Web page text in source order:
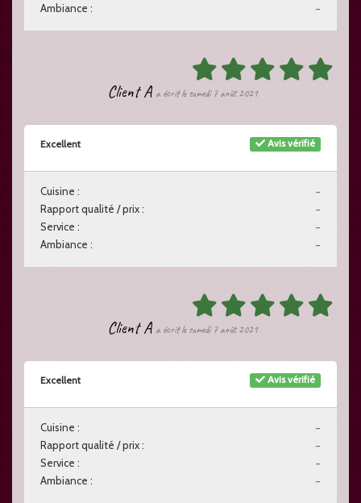
-
Ambiance :
Client A a écrit le samedi 7 août 2021
Avis vérifié
Excellent
-
Cuisine :
-
Rapport qualité / prix :
-
Service :
-
Ambiance :
Client A a écrit le samedi 7 août 2021
Avis vérifié
Excellent
-
Cuisine :
-
Rapport qualité / prix :
-
Service :
-
Ambiance :